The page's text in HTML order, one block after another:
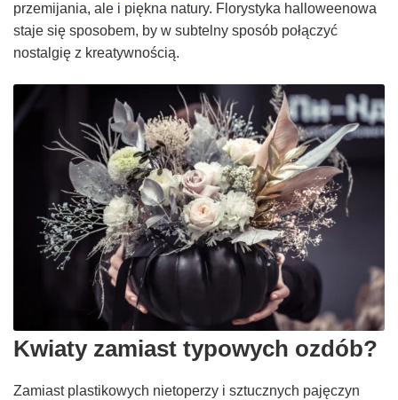
przemijania, ale i piękna natury. Florystyka halloweenowa
staje się sposobem, by w subtelny sposób połączyć
nostalgię z kreatywnością.
Kwiaty zamiast typowych ozdób?
Zamiast plastikowych nietoperzy i sztucznych pajęczyn